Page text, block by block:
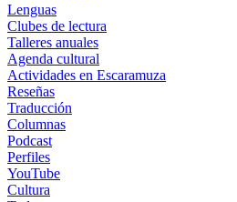
Lenguas
Clubes de lectura
Talleres anuales
Agenda cultural
Actividades en Escaramuza
Reseñas
Traducción
Columnas
Podcast
Perfiles
YouTube
Cultura